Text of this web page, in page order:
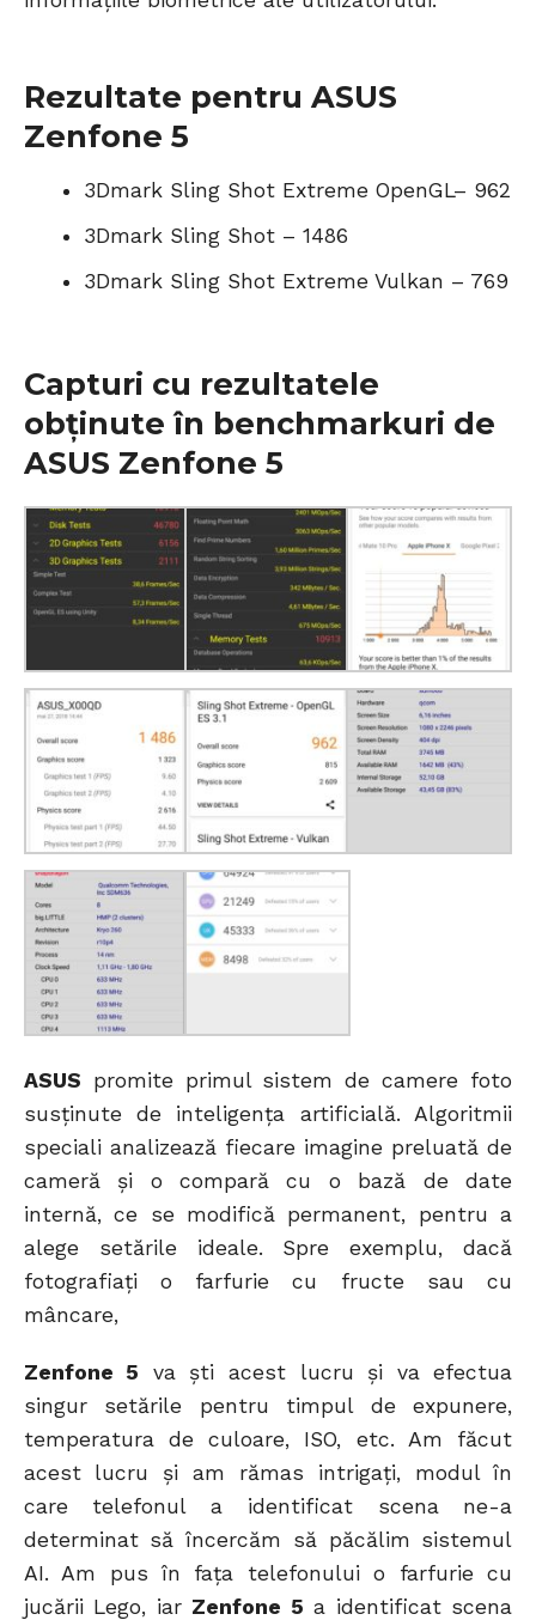
Rezultate pentru ASUS
Zenfone 5
3Dmark Sling Shot Extreme OpenGL– 962
3Dmark Sling Shot – 1486
3Dmark Sling Shot Extreme Vulkan – 769
Capturi cu rezultatele
obținute în benchmarkuri de
ASUS Zenfone 5
ASUS promite primul sistem de camere foto
susținute de inteligența artificială. Algoritmii
speciali analizează fiecare imagine preluată de
cameră și o compară cu o bază de date
internă, ce se modifică permanent, pentru a
alege setările ideale. Spre exemplu, dacă
fotografiați o farfurie cu fructe sau cu
mâncare,
Zenfone 5 va ști acest lucru și va efectua
singur setările pentru timpul de expunere,
temperatura de culoare, ISO, etc. Am făcut
acest lucru și am rămas intrigați, modul în
care telefonul a identificat scena ne-a
determinat să încercăm să păcălim sistemul
AI. Am pus în fața telefonului o farfurie cu
jucării Lego, iar Zenfone 5 a identificat scena